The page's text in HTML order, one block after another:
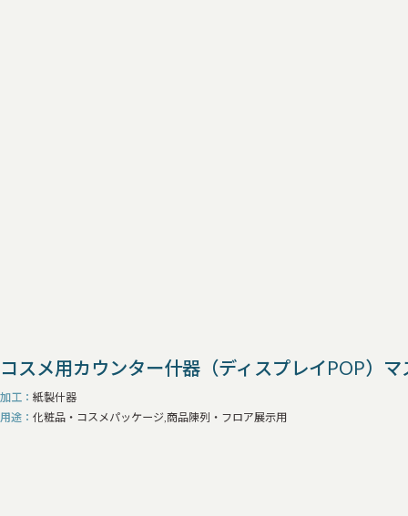
コスメ用カウンター什器（ディスプレイPOP）
加工
紙製什器
用途
化粧品・コスメパッケージ,商品陳列・フロア展示用